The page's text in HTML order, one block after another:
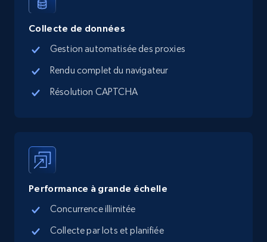
Collecte de données
Gestion automatisée des proxies
Rendu complet du navigateur
Résolution CAPTCHA
Performance à grande échelle
Concurrence illimitée
Collecte par lots et planifiée